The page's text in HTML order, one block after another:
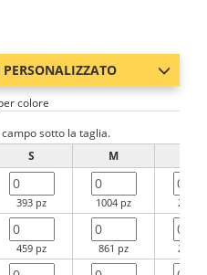
colore
sotto la taglia.
S M
393 pz 1004 pz 2091
459 pz 861 pz 2886